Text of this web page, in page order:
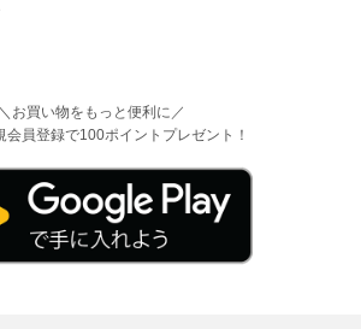
＼お買い物をもっと便利に／
会員登録で100ポイントプレゼント！